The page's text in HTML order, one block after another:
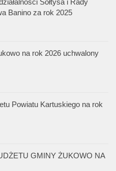
Banino za rok 2025
na rok 2026 uchwalony
Powiatu Kartuskiego na rok
GMINY ŻUKOWO NA